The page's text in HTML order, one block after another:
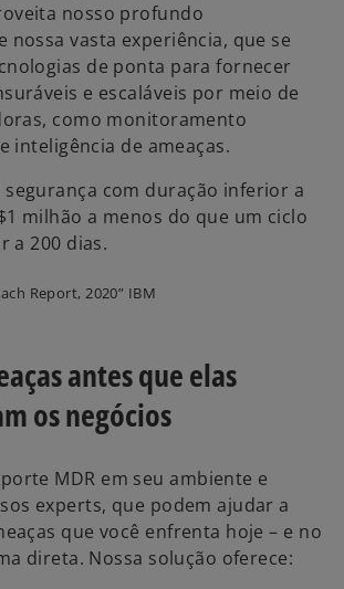
nosso profundo
nossa vasta experiência, que se
de ponta para fornecer
e escaláveis por meio de
como monitoramento
inteligência de ameaças.
segurança com duração inferior a
milhão a menos do que um ciclo
a 200 dias.
Report, 2020” IBM
antes que elas
os negócios
MDR em seu ambiente e
experts, que podem ajudar a
que você enfrenta hoje – e no
direta. Nossa solução oferece: